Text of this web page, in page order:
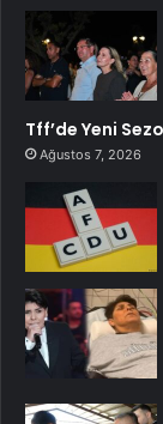
Tff’de Yeni
Ağustos 7, 2026